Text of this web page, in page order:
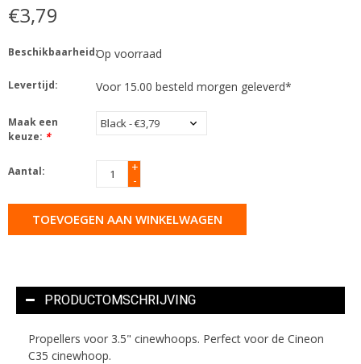
€3,79
Beschikbaarheid:Op voorraad
Levertijd: Voor 15.00 besteld morgen geleverd*
Maak een
keuze: *
Aantal:
+
-
TOEVOEGEN AAN WINKELWAGEN
PRODUCTOMSCHRIJVING
Propellers voor 3.5" cinewhoops. Perfect voor de Cineon
C35 cinewhoop.